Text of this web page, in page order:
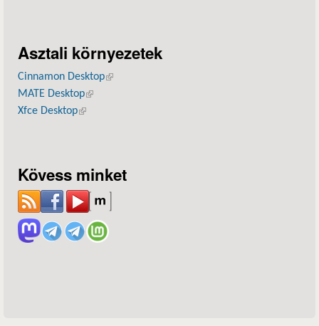
Asztali környezetek
Cinnamon Desktop(külső hivatkozás)
MATE Desktop(külső hivatkozás)
Xfce Desktop(külső hivatkozás)
Kövess minket